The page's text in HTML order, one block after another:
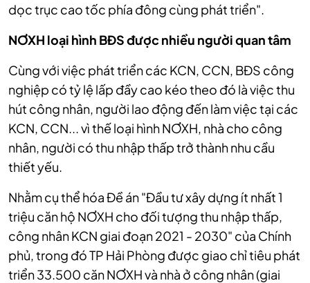
dọc trục cao tốc phía đông cùng phát triển".
NƠXH loại hình BĐS được nhiều người quan tâm
Cùng với việc phát triển các KCN, CCN, BĐS công
nghiệp có tỷ lệ lấp đầy cao kéo theo đó là việc thu
hút công nhân, người lao động đến làm việc tại các
KCN, CCN... vì thế loại hình NƠXH, nhà cho công
nhân, người có thu nhập thấp trở thành nhu cầu
thiết yếu.
Nhằm cụ thể hóa Đề án "Đầu tư xây dựng ít nhất 1
triệu căn hộ NƠXH cho đối tượng thu nhập thấp,
công nhân KCN giai đoạn 2021 - 2030" của Chính
phủ, trong đó TP Hải Phòng được giao chỉ tiêu phát
triển 33.500 căn NƠXH và nhà ở công nhân (giai